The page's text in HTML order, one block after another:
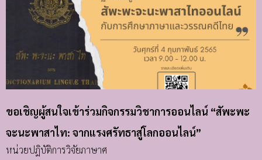
ขอเชิญผู้สนใจเข้าร่วมกิจกรรมวิชาการออนไลน์ “สัพะพะ
จะนะพาสาไท: จากแรงศรัทธาสู่โลกออนไลน์”
หน่วยปฎิบัติการวิจัยภาษาศ